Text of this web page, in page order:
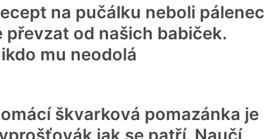
na pučálku neboli pálenec
převzat od našich babiček.
mu neodolá
škvarková pomazánka je